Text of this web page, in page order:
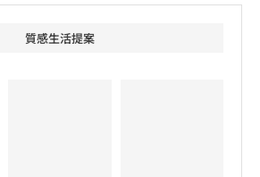
質感生活提案